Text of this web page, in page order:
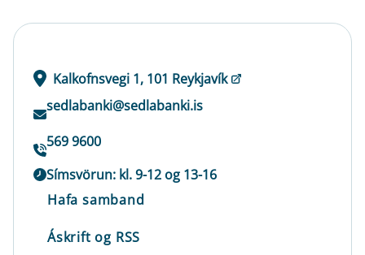
Kalkofnsvegi 1, 101 Reykjavík
sedlabanki@sedlabanki.is
569 9600
Símsvörun: kl. 9-12 og 13-16
Hafa samband
Áskrift og RSS